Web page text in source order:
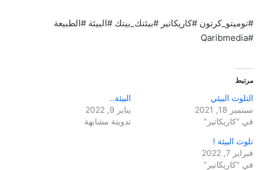
#توميتو_كرتون #كاريكاتير #بيئتك_بيتك #البيئة #الطبيعة
#Qaribmedia
مرتبط
التلوث البيئي
سبتمبر 18, 2021
في "كاريكاتير"
البيئة..
يناير 9, 2022
تدوينة مشابهة
تلوث البيئة !
فبراير 7, 2022
في "كاريكاتير"